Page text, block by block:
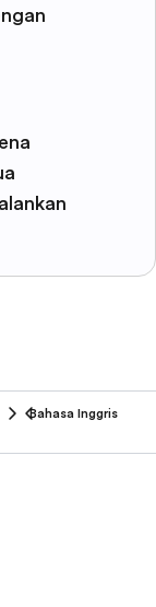
Bahasa Inggris